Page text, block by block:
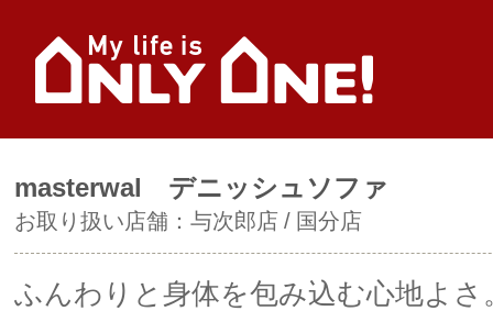
masterwal デニッシュソファ
お取り扱い店舗： 与次郎店 国分店
ふんわりと身体を包み込む心地よさ